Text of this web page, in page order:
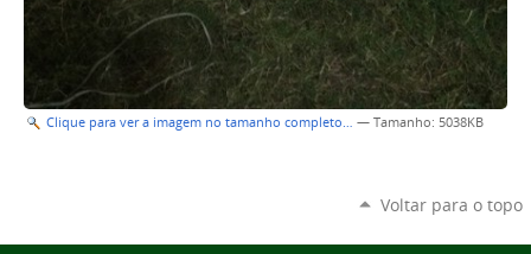
Clique para ver a imagem no tamanho completo… — Tamanho: 5038KB
Voltar para o topo